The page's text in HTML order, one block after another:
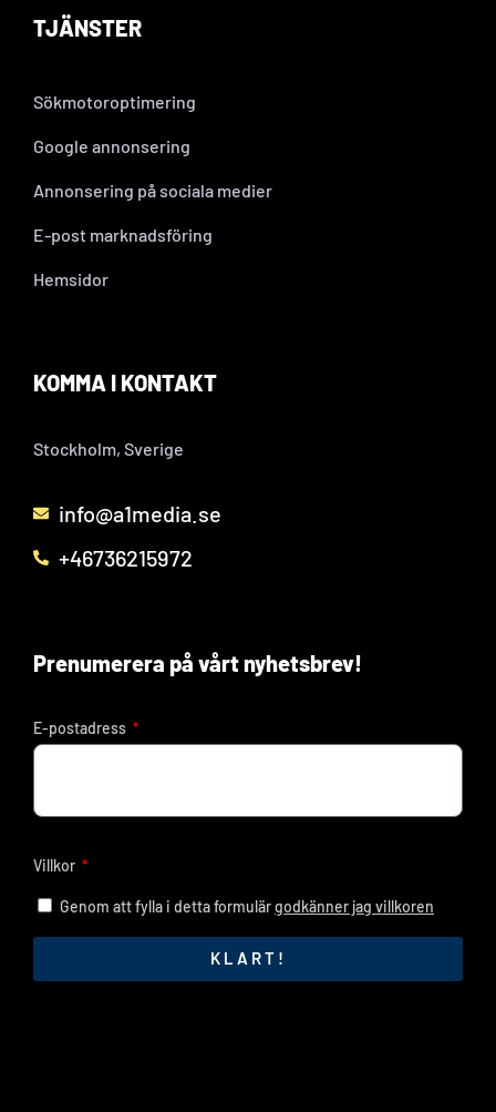
TJÄNSTER
Sökmotoroptimering
Google annonsering
Annonsering på sociala medier
E-post marknadsföring
Hemsidor
KOMMA I KONTAKT
Stockholm, Sverige
info@a1media.se
+46736215972
Prenumerera på vårt nyhetsbrev!
E-postadress
Villkor
Genom att fylla i detta formulärgodkänner jag villkoren
KLART!